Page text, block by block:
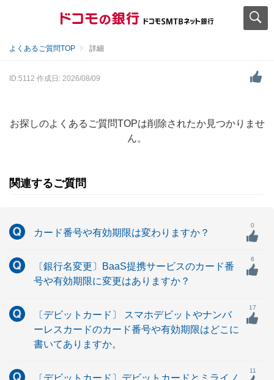
よくあるご質問TOP 詳細
ID:5112 作成日: 2026/08/09
お探しのよくあるご質問TOPは削除されたか見つかりませ
ん。
関連するご質問
カード番号や有効期限は変わりますか？
0
〔銀行名変更〕BaaS提携サービスのカード番
号や有効期限に変更はありますか？
6
〔デビットカード〕 スマホデビットやナンバ
ーレスカードのカード番号や有効期限はどこに
書いてありますか。
17
〔デビットカード〕デビットカードとミライノ
11